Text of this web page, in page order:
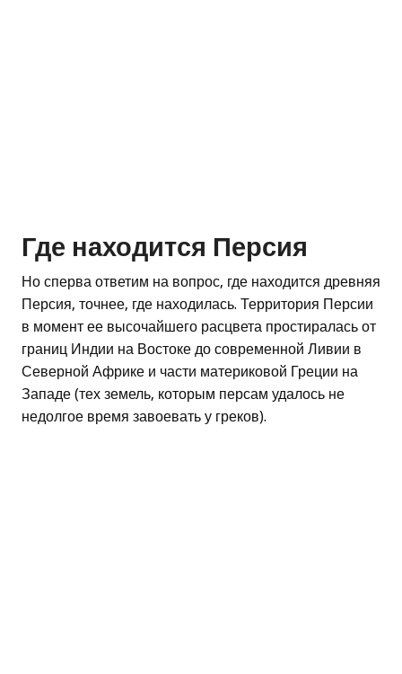
Где находится Персия
Но сперва ответим на вопрос, где находится древняя
Персия, точнее, где находилась. Территория Персии
в момент ее высочайшего расцвета простиралась от
границ Индии на Востоке до современной Ливии в
Северной Африке и части материковой Греции на
Западе (тех земель, которым персам удалось не
недолгое время завоевать у греков).